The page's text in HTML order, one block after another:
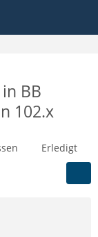
BB
102.x
Erledigt